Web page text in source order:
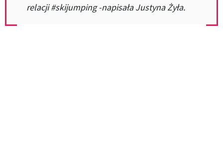
relacji #skijumping -napisała Justyna Żyła.